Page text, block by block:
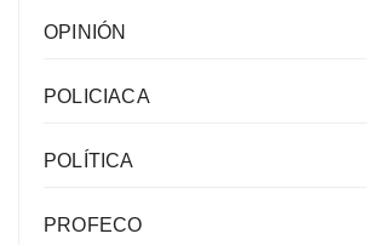
OPINIÓN
POLICIACA
POLÍTICA
PROFECO